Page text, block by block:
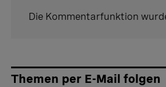
Die Kommentarfunktion
Themen per E-Mail folgen